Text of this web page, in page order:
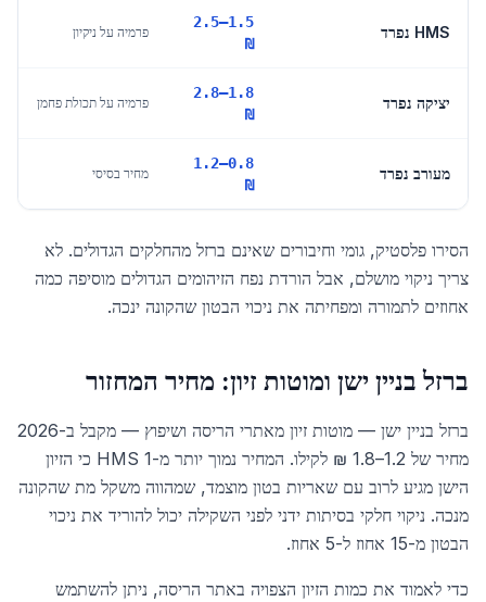
HMS נפרד
1.5–2.5
₪
פרמיה על ניקיון
יציקה נפרד
1.8–2.8
₪
פרמיה על תכולת פחמן
מעורב נפרד
0.8–1.2
₪
מחיר בסיסי
הסירו פלסטיק, גומי וחיבורים שאינם ברזל מהחלקים הגדולים. לא
צריך ניקוי מושלם, אבל הורדת נפח הזיהומים הגדולים מוסיפה כמה
אחוזים לתמורה ומפחיתה את ניכוי הבטון שהקונה ינכה.
ברזל בניין ישן ומוטות זיון: מחיר המחזור
ברזל בניין ישן — מוטות זיון מאתרי הריסה ושיפוץ — מקבל ב-2026
מחיר של 1.2–1.8 ₪ לקילו. המחיר נמוך יותר מ-HMS 1 כי הזיון
הישן מגיע לרוב עם שאריות בטון מוצמד, שמהווה משקל מת שהקונה
מנכה. ניקוי חלקי בסיתות ידני לפני השקילה יכול להוריד את ניכוי
הבטון מ-15 אחוז ל-5 אחוז.
כדי לאמוד את כמות הזיון הצפויה באתר הריסה, ניתן להשתמש